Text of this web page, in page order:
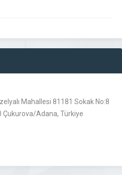
Mahallesi 81181 Sokak No:8
Adana, Türkiye